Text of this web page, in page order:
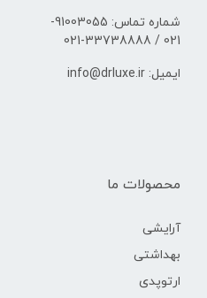
شماره تماس: 91003055-
021 / 33738888-021
ایمیل: info@drluxe.ir
محصولات ما
آرایشی
بهداشتی
ارتوپدی